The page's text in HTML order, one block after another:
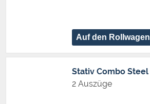
Auf den Rollwagen
Stativ Combo Steel
2 Auszüge